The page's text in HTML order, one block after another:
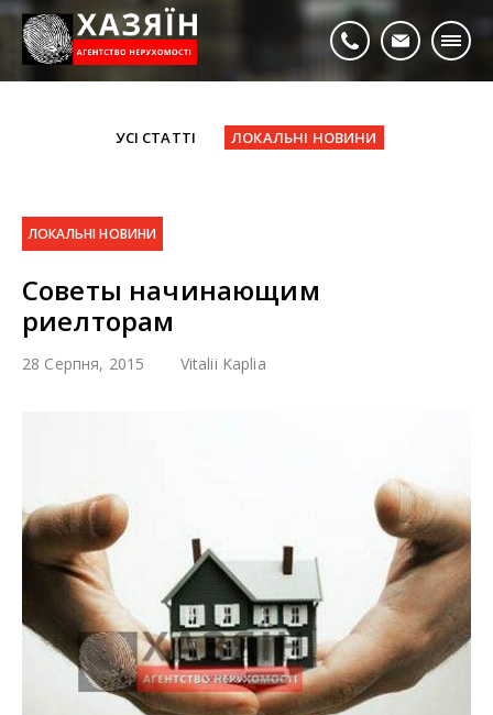
УСІ СТАТТІ ЛОКАЛЬНІ НОВИНИ
ЛОКАЛЬНІ НОВИНИ
Советы начинающим
риелторам
28 Серпня, 2015 Vitalii Kaplia